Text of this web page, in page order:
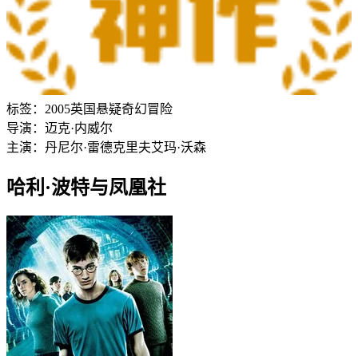
标签： 2005英国 悬疑奇幻冒险
导演： 迈克·内威尔
主演： 丹尼尔·雷德克里夫艾玛·沃森
哈利·波特与凤凰社